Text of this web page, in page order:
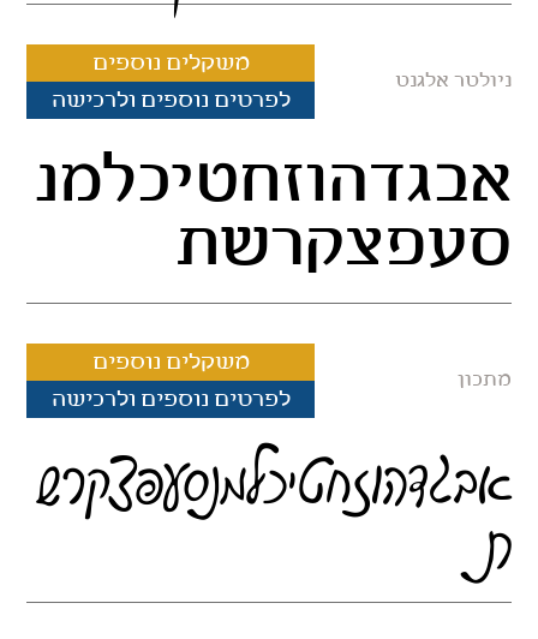
ניולטר אלגנט
משקלים נוספים
לפרטים נוספים ולרכישה
אבגדהוזחטיכלמנ
סעפצקרשת
מתכון
משקלים נוספים
לפרטים נוספים ולרכישה
אבגדהוזחטיכלמנסעפצקרש
ת